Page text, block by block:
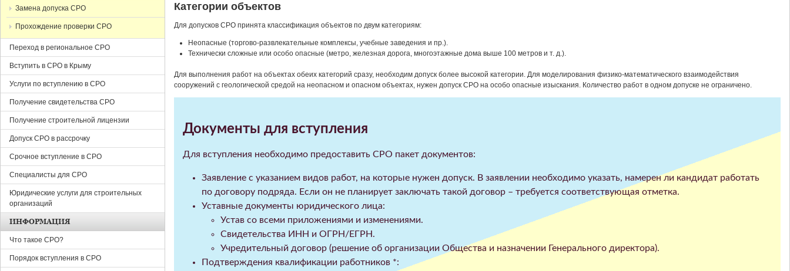
Категории объектов
Для допусков СРО принята классификация объектов по двум категориям:
Неопасные (торгово-развлекательные комплексы, учебные заведения и пр.).
Технически сложные или особо опасные (метро, железная дорога, многоэтажные дома выше 100 метров и т. д.).
Для выполнения работ на объектах обеих категорий сразу, необходим допуск более высокой категории. Для моделирования физико-математического взаимодействия
сооружений с геологической средой на неопасном и опасном объектах, нужен допуск СРО на особо опасные изыскания. Количество работ в одном допуске не ограничено.
Документы для вступления
Для вступления необходимо предоставить СРО пакет документов:
Заявление с указанием видов работ, на которые нужен допуск. В заявлении необходимо указать, намерен ли кандидат работать
по договору подряда. Если он не планирует заключать такой договор – требуется соответствующая отметка.
Уставные документы юридического лица:
Устав со всеми приложениями и изменениями.
Свидетельства ИНН и ОГРН/ЕГРН.
Учредительный договор (решение об организации Общества и назначении Генерального директора).
Подтверждения квалификации работников *:
Замена допуска СРО
Прохождение проверки СРО
Переход в региональное СРО
Вступить в СРО в Крыму
Услуги по вступлению в СРО
Получение свидетельства СРО
Получение строительной лицензии
Допуск СРО в рассрочку
Срочное вступление в СРО
Специалисты для СРО
Юридические услуги для строительных
организаций
ИНФОРМАЦИЯ
Что такое СРО?
Порядок вступления в СРО